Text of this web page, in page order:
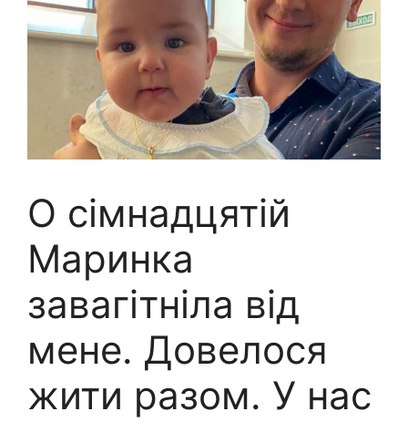
О сімнадцятій
Маринка
завагітніла від
мене. Довелося
жити разом. У нас